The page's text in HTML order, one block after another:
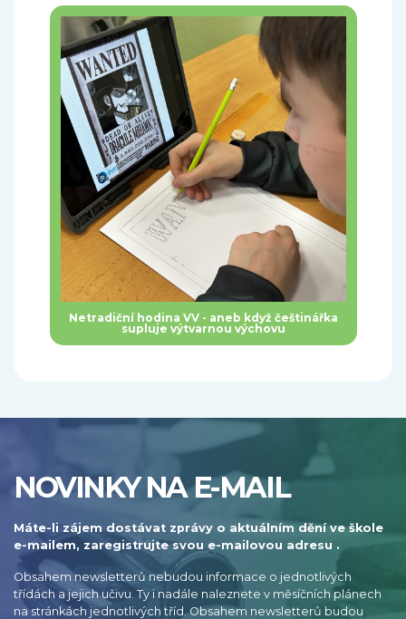
Netradiční hodina VV - aneb když češtinářka
supluje výtvarnou výchovu
NOVINKY NA E-MAIL
Máte-li zájem dostávat zprávy o aktuálním dění ve škole
e-mailem, zaregistrujte svou e-mailovou adresu .
Obsahem newsletterů nebudou informace o jednotlivých
třídách a jejich učivu. Ty i nadále naleznete v měsíčních plánech
na stránkách jednotlivých tříd. Obsahem newsletterů budou